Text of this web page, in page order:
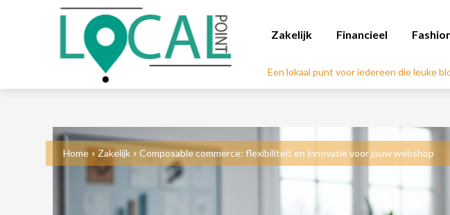
Zakelijk Financieel
Een lokaal punt voor iedereen die leuke
Home Zakelijk Composable commerce: flexibiliteit en innovatie voor jouw webshop